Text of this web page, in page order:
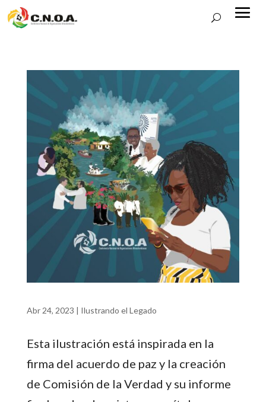
Abr 24, 2023 | Ilustrando el Legado
Esta ilustración está inspirada en la
firma del acuerdo de paz y la creación
de Comisión de la Verdad y su informe